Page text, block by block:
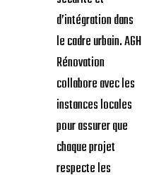
d’intégration dans
le cadre urbain. AGH
Rénovation
collabore avec les
instances locales
pour assurer que
chaque projet
respecte les